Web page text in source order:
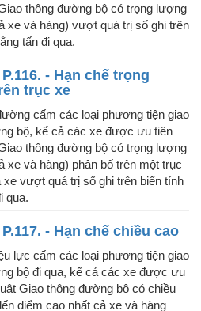
thông đường bộ có trọng lượng
xe và hàng) vượt quá trị số ghi trên
tấn đi qua.
- Hạn chế trọng
trục xe
cấm các loại phương tiện giao
bộ, kể cả các xe được ưu tiên
thông đường bộ có trọng lượng
xe và hàng) phân bố trên một trục
xe vượt quá trị số ghi trên biển tính
qua.
- Hạn chế chiều cao
lực cấm các loại phương tiện giao
bộ đi qua, kể cả các xe được ưu
Giao thông đường bộ có chiều
điểm cao nhất cả xe và hàng